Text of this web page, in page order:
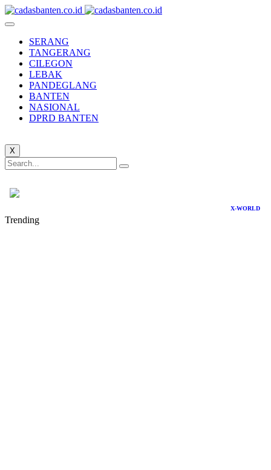
SERANG
TANGERANG
CILEGON
LEBAK
PANDEGLANG
BANTEN
NASIONAL
DPRD BANTEN
X
X-WORLD
Trending